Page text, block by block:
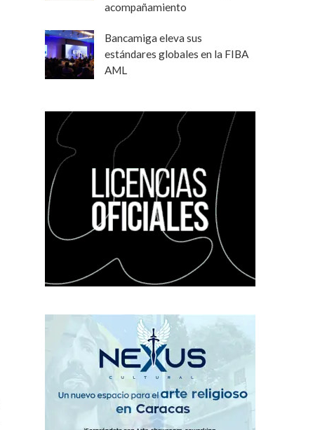
acompañamiento
Bancamiga eleva sus
estándares globales en la FIBA
AML